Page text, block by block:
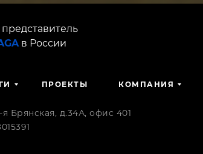
д.34А, офис 401
ПРОЕКТЫ КОМПАНИЯ
в России